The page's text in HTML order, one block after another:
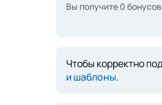
Вы получите 0 бонусов
Чтобы корректно
и шаблоны.